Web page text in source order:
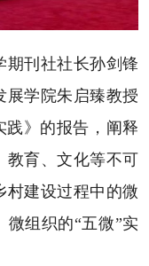
期刊社社长孙剑锋
展学院朱启臻教授
践》的报告，阐释
教育、文化等不可
村建设过程中的微
组织的“五微”实